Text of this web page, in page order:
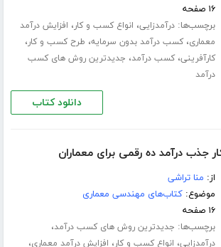
۱۶ صفحه
برچسب‌ها:درآمدزایی، انواع کسب و کار، افزایش درآمد
معماری،کسب درآمد بدون سرمایه، طرح کسب و کار،
کارآفرینی،کسب درآمد، جدیدترین روش های کسب
درآمد
دانلود کتاب
جذب درآمد ده رقمی برای معماران
از: منا تراشی
موضوع:کتاب‌های مهندسی معماری
۱۶ صفحه
برچسب‌ها: جدیدترین روش های کسب درآمد،
درآمدزایی، انواع کسب و کار، افزایش درآمد معماری،